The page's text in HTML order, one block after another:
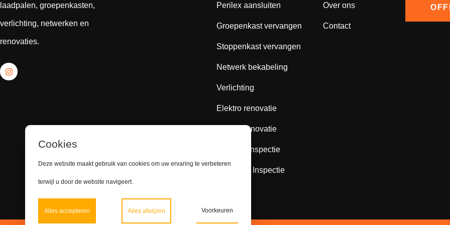
laadpalen, groepenkasten,
verlichting, netwerken en
renovaties.
Perilex aansluiten
Groepenkast vervangen
Stoppenkast vervangen
Netwerk bekabeling
Verlichting
Elektro renovatie
Elektro renovatie
Scope 8 Inspectie
Scope 10 Inspectie
Over ons
Contact
Cookies
Deze website maakt gebruik van cookies om uw ervaring te verbeteren
terwijl u door de website navigeert.
Alles accepteren Alles afwijzen Voorkeuren